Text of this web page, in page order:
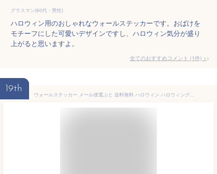
グラスマン(60代・男性)
ハロウィン用のおしゃれなウォールステッカーです。おばけを
モチーフにした可愛いデザインですし、ハロウィン気分が盛り
上がると思いますよ。
全てのおすすめコメント (1件) >
19th
ウォールステッカー メール便選ぶと 送料無料 ハロウィン ハロウィングッズ 人気 飾り 【 なりきり デビルちゃん 】 羽根 羽 デビル 小悪魔 悪魔 こうもり 大きい シール ステッカー 装飾 北欧 かわいい インスタ映え おしゃれ かぼちゃ おばけ コウモリ 貼ってはがせる 仮装